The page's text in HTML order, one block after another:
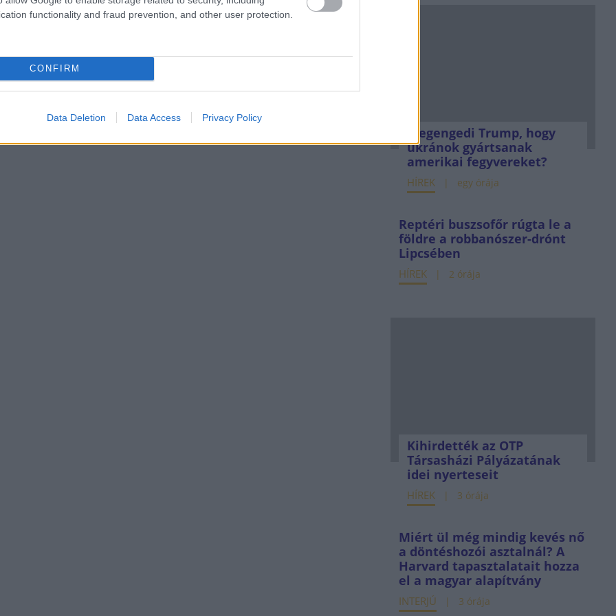
functionality and fraud prevention, and other user protection.
CONFIRM
Data Deletion Data Access Privacy Policy
Megengedi Trump, hogy
ukránok gyártsanak
amerikai fegyvereket?
HÍREK egy órája
Reptéri buszsofőr rúgta le a
földre a robbanószer-drónt
Lipcsében
HÍREK 2 órája
Kihirdették az OTP
Társasházi Pályázatának
idei nyerteseit
HÍREK 3 órája
Miért ül még mindig kevés nő
a döntéshozói asztalnál? A
Harvard tapasztalatait hozza
el a magyar alapítvány
INTERJÚ 3 órája